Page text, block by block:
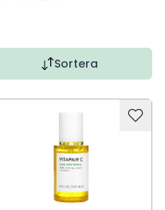
Sortera